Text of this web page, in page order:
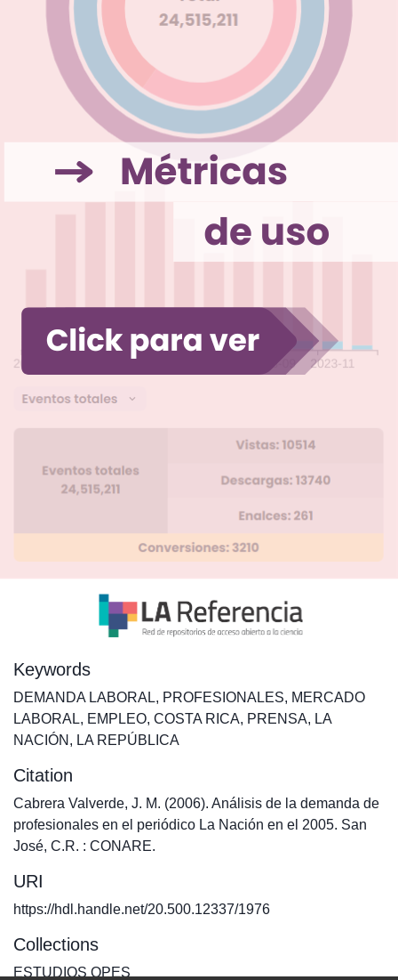
Keywords
DEMANDA LABORAL, PROFESIONALES, MERCADO
LABORAL, EMPLEO, COSTA RICA, PRENSA, LA
NACIÓN , LA REPÚBLICA
Citation
Cabrera Valverde, J. M. (2006). Análisis de la demanda de
profesionales en el periódico La Nación en el 2005. San
José, C.R. : CONARE.
URI
https://hdl.handle.net/20.500.12337/1976
Collections
ESTUDIOS OPES